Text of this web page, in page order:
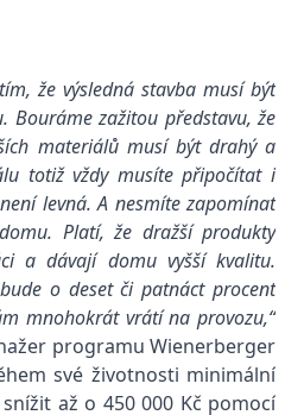
že výsledná stavba musí být
Bouráme zažitou představu, že
materiálů musí být drahý a
totiž vždy musíte připočítat i
levná. A nesmíte zapomínat
Platí, že dražší produkty
a dávají domu vyšší kvalitu.
o deset či patnáct procent
mnohokrát vrátí na provozu,“
programu Wienerberger
své životnosti minimální
až o 450 000 Kč pomocí